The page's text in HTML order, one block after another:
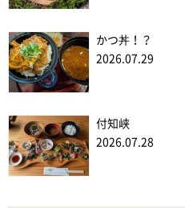
かつ丼！？
2026.07.29
付知峡
2026.07.28